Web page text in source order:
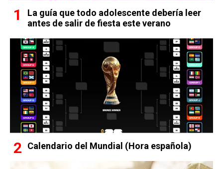
La guía que todo adolescente debería leer
antes de salir de fiesta este verano
Calendario del Mundial (Hora española)